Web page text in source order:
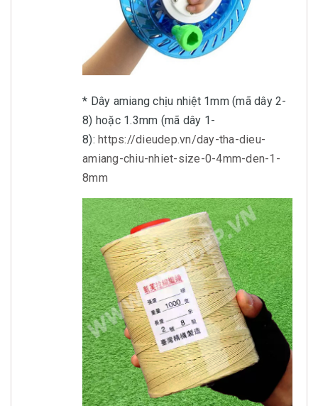
* Dây amiang chịu nhiệt 1mm (mã dây 2-
8) hoặc 1.3mm (mã dây 1-
8): https://dieudep.vn/day-tha-dieu-
amiang-chiu-nhiet-size-0-4mm-den-1-
8mm